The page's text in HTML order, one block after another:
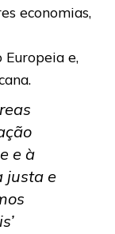
economias,
e,
e à
justa e